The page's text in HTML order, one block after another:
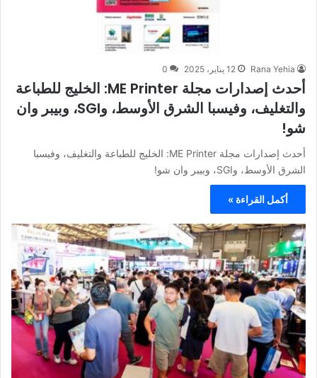
Rana Yehia 12 يناير، 2025 0
أحدث إصدارات مجلة ME Printer: الخليج للطباعة
والتغليف، وفيسبا الشرق الأوسط، وSGI، وبيبر وان
شو!
أحدث إصدارات مجلة ME Printer: الخليج للطباعة والتغليف، وفيسبا
الشرق الأوسط، وSGI، وبيبر وان شو!
أكمل القراءة »